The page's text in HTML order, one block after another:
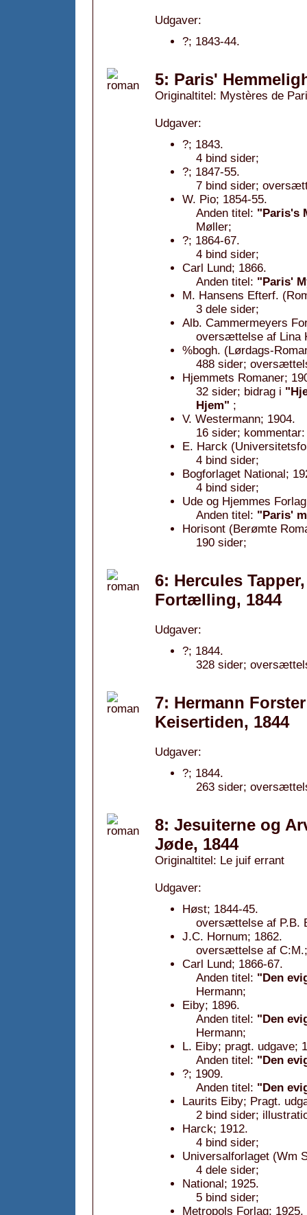
Udgaver:
?; 1843-44.
5: Paris'
Originaltitel: Mystères de
Udgaver:
?; 1843.
4 bind sider;
?; 1847-55.
7 bind sider;
W. Pio; 1854-55.
Anden titel: "Paris's
Møller;
?; 1864-67.
4 bind sider;
Carl Lund; 1866.
Anden titel: "Paris'
M. Hansens Efterf.
3 dele sider;
Alb. Cammermeyers
oversættelse af Lina
%bogh. (Lørdags-
488 sider;
Hjemmets Romaner;
32 sider; bidrag i
Hjem" ;
V. Westermann; 1904.
16 sider;
E. Harck
4 bind sider;
Bogforlaget National;
4 bind sider;
Ude og Hjemmes
Anden titel: "Paris'
Horisont (Berømte
190 sider;
6: Hercules
Fortælling, 1844
Udgaver:
?; 1844.
328 sider;
7: Hermann
Keisertiden, 1844
Udgaver:
?; 1844.
263 sider;
8: Jesuiterne og
Jøde, 1844
Originaltitel: Le juif errant
Udgaver:
Høst; 1844-45.
oversættelse af P.B.
J.C. Hornum; 1862.
oversættelse af C:M.;
Carl Lund; 1866-67.
Anden titel: "Den
Hermann;
Eiby; 1896.
Anden titel: "Den
Hermann;
L. Eiby; pragt. udgave;
Anden titel: "Den
?; 1909.
Anden titel: "Den
Laurits Eiby; Pragt.
2 bind sider;
Harck; 1912.
4 bind sider;
Universalforlaget (Wm
4 dele sider;
National; 1925.
5 bind sider;
Metropols Forlag; 1925.